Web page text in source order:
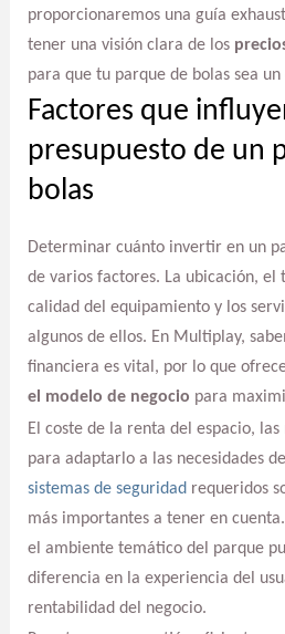
proporcionaremos una guía
tener una visión clara de los
para que tu parque de bolas sea
Factores que
presupuesto de un
bolas
Determinar cuánto invertir en un
de varios factores. La ubicación, el
calidad del equipamiento y los
algunos de ellos. En Multiplay,
financiera es vital, por lo que
el modelo de negocio para
El coste de la renta del espacio,
para adaptarlo a las necesidades
sistemas de seguridad requeridos
más importantes a tener en
el ambiente temático del parque
diferencia en la experiencia del
rentabilidad del negocio.